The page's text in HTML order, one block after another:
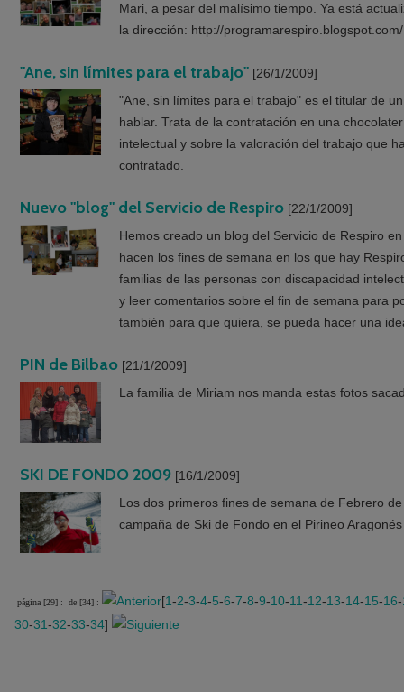
Mari, a pesar del malísimo tiempo. Ya está
la dirección: http://programarespiro.blogspot.com/
"Ane, sin límites para el trabajo" [26/1/2009]
"Ane, sin límites para el trabajo" es el titular de
hablar. Trata de la contratación en una
intelectual y sobre la valoración del trabajo que
contratado.
Nuevo "blog" del Servicio de Respiro [22/1/2009]
Hemos creado un blog del Servicio de Respiro
hacen los fines de semana en los que hay
familias de las personas con discapacidad
y leer comentarios sobre el fin de semana para
también para que quiera, se pueda hacer una
PIN de Bilbao [21/1/2009]
La familia de Miriam nos manda estas fotos
SKI DE FONDO 2009 [16/1/2009]
Los dos primeros fines de semana de Febrero
campaña de Ski de Fondo en el Pirineo Aragonés
página [29] : de [34] : [1-2-3-4-5-6-7-8-9-10-11-12-13-14-15-16-
30-31-32-33-34]